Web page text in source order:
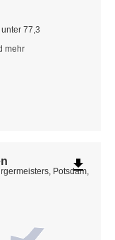
77,3
mehr
Potsdam,
file_download